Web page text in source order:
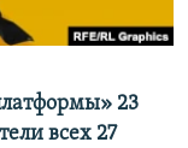
23
всех 27